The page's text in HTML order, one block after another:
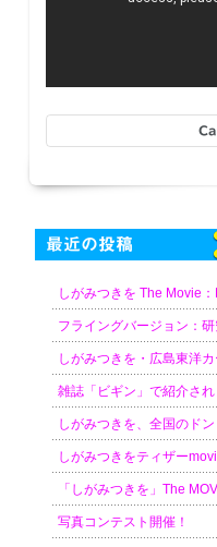
最近の投稿
しがみつきを The Movie：
フライングバージョン：研
しがみつきを・広島東洋
雑誌「ビギン」で紹介され
しがみつきを、全国のド
しがみつきをティザー
「しがみつきを」The
写真コンテスト開催！